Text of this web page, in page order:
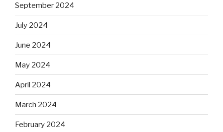
September 2024
July 2024
June 2024
May 2024
April 2024
March 2024
February 2024